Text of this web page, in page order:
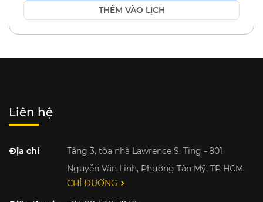
THÊM VÀO LỊCH
Liên hệ
Địa chỉ
Tầng 3, tòa nhà Lawrence S. Ting - 801
Nguyễn Văn Linh, Phường Tân Mỹ, TP HCM.
CHỈ ĐƯỜNG